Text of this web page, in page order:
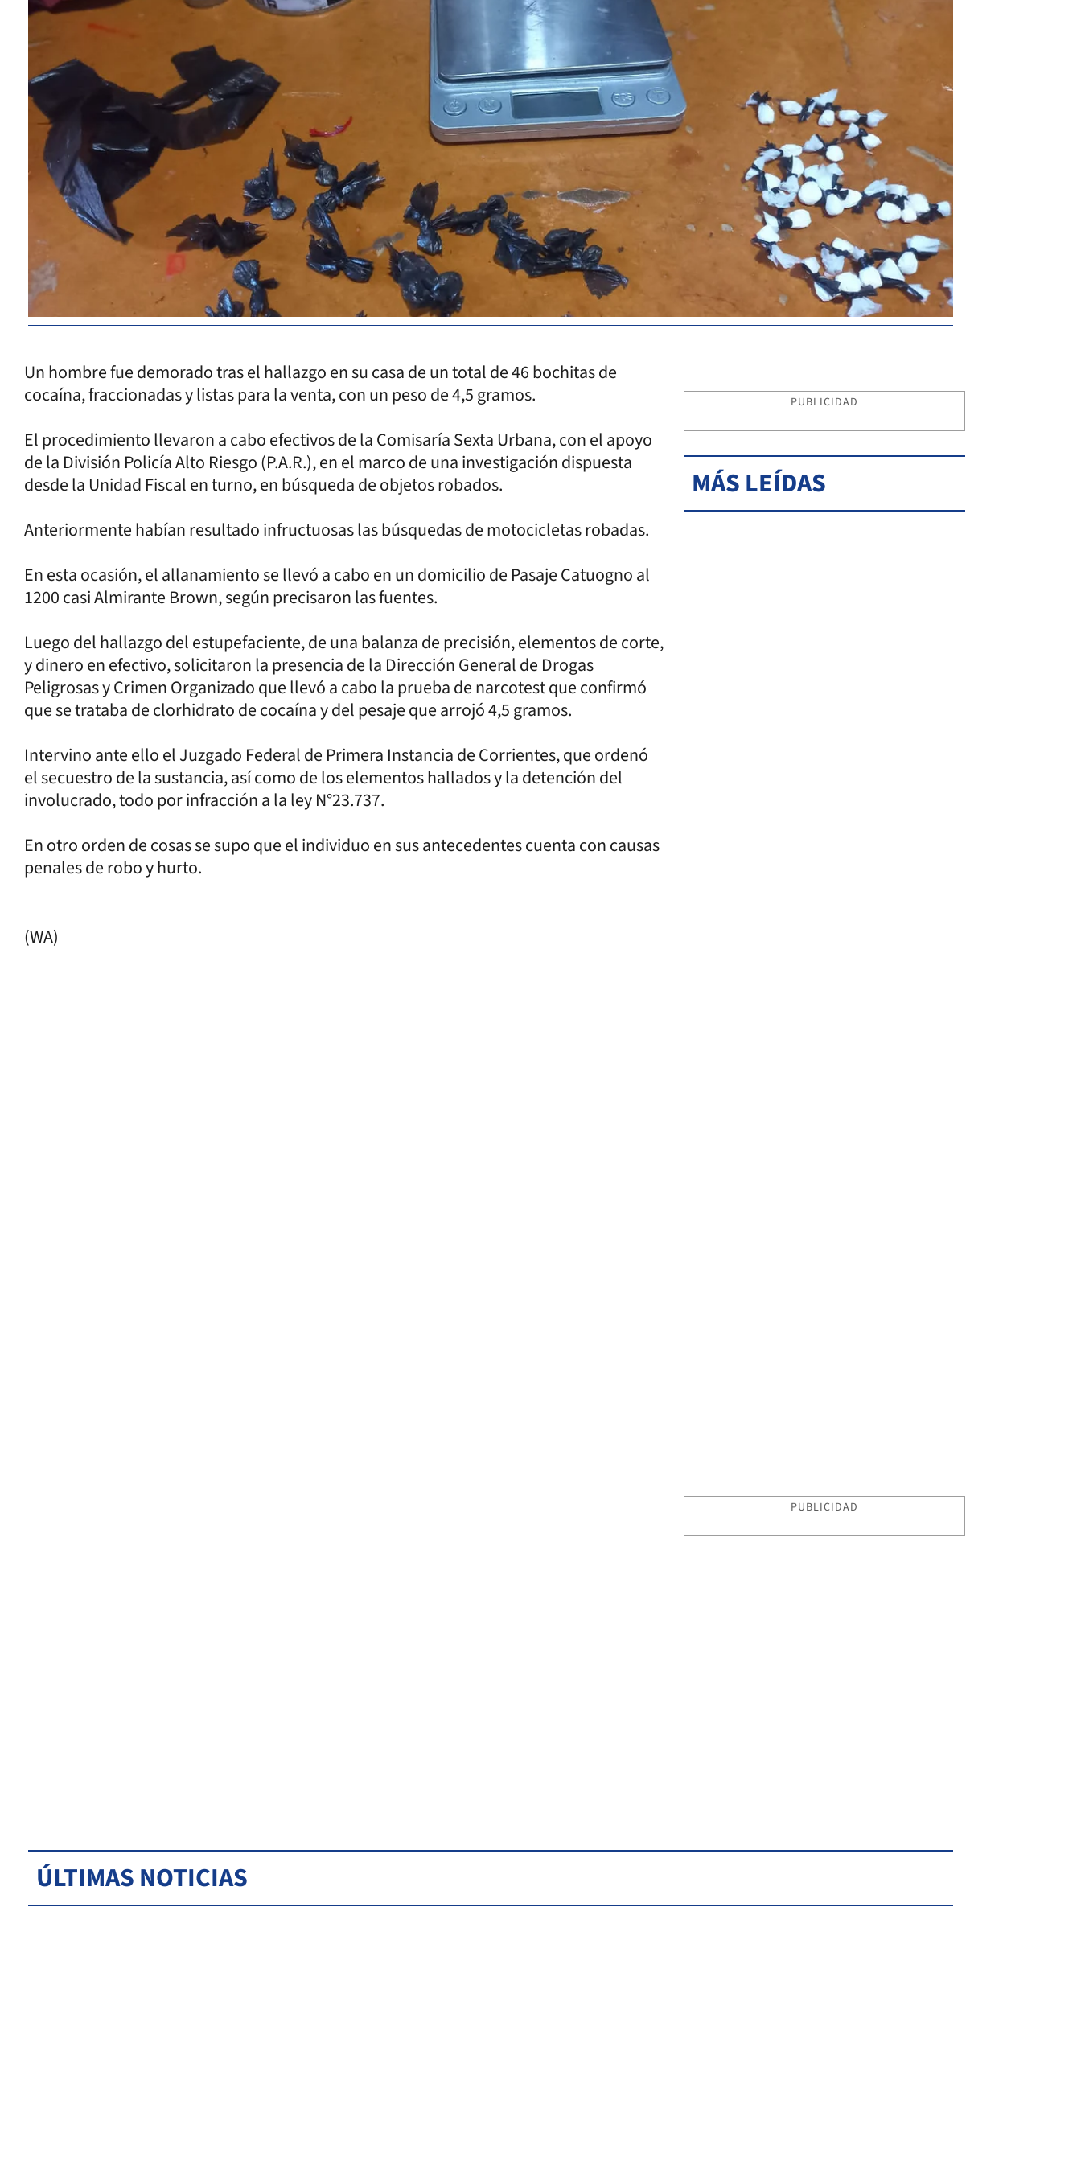
Un hombre fue demorado tras el hallazgo en su casa de un total de 46 bochitas de
cocaína, fraccionadas y listas para la venta, con un peso de 4,5 gramos.
El procedimiento llevaron a cabo efectivos de la Comisaría Sexta Urbana, con el apoyo
de la División Policía Alto Riesgo (P.A.R.), en el marco de una investigación dispuesta
desde la Unidad Fiscal en turno, en búsqueda de objetos robados.
Anteriormente habían resultado infructuosas las búsquedas de motocicletas robadas.
En esta ocasión, el allanamiento se llevó a cabo en un domicilio de Pasaje Catuogno al
1200 casi Almirante Brown, según precisaron las fuentes.
Luego del hallazgo del estupefaciente, de una balanza de precisión, elementos de corte,
y dinero en efectivo, solicitaron la presencia de la Dirección General de Drogas
Peligrosas y Crimen Organizado que llevó a cabo la prueba de narcotest que confirmó
que se trataba de clorhidrato de cocaína y del pesaje que arrojó 4,5 gramos.
Intervino ante ello el Juzgado Federal de Primera Instancia de Corrientes, que ordenó
el secuestro de la sustancia, así como de los elementos hallados y la detención del
involucrado, todo por infracción a la ley N°23.737.
En otro orden de cosas se supo que el individuo en sus antecedentes cuenta con causas
penales de robo y hurto.
(WA)
PUBLICIDAD
MÁS LEÍDAS
PUBLICIDAD
ÚLTIMAS NOTICIAS